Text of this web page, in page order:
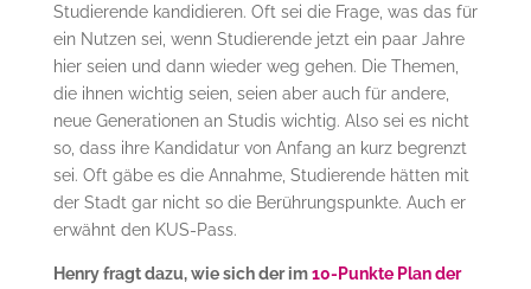
Studierende kandidieren. Oft sei die Frage, was das für
ein Nutzen sei, wenn Studierende jetzt ein paar Jahre
hier seien und dann wieder weg gehen. Die Themen,
die ihnen wichtig seien, seien aber auch für andere,
neue Generationen an Studis wichtig. Also sei es nicht
so, dass ihre Kandidatur von Anfang an kurz begrenzt
sei. Oft gäbe es die Annahme, Studierende hätten mit
der Stadt gar nicht so die Berührungspunkte. Auch er
erwähnt den KUS-Pass.
Henry fragt dazu, wie sich der im10-Punkte Plan der